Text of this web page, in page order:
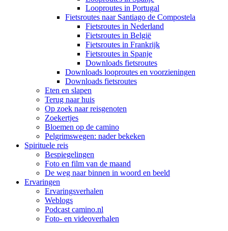
Looproutes in Portugal
Fietsroutes naar Santiago de Compostela
Fietsroutes in Nederland
Fietsroutes in België
Fietsroutes in Frankrijk
Fietsroutes in Spanje
Downloads fietsroutes
Downloads looproutes en voorzieningen
Downloads fietsroutes
Eten en slapen
Terug naar huis
Op zoek naar reisgenoten
Zoekertjes
Bloemen op de camino
Pelgrimswegen: nader bekeken
Spirituele reis
Bespiegelingen
Foto en film van de maand
De weg naar binnen in woord en beeld
Ervaringen
Ervaringsverhalen
Weblogs
Podcast camino.nl
Foto- en videoverhalen